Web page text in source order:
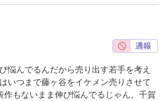
悩んでるんだから売り出す若手を考え
いつまで藤ヶ谷をイケメン売りさせて
作もないまま伸び悩んでるじゃん。千賀